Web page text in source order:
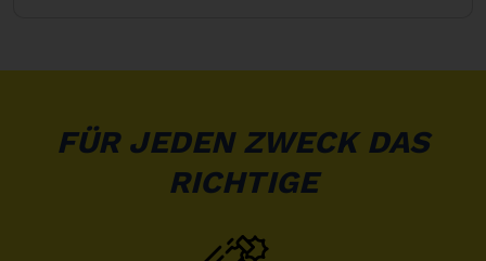
FÜR JEDEN ZWECK DAS
RICHTIGE